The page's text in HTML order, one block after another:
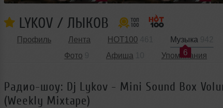
LYKOV / ЛЫКОВ
Профиль Лента HOT100
Музыка
6
Фото
Афиша Упоминания
Радио-шоу: Dj Lykov - Mini Sound Box
(Weekly Mixtape)